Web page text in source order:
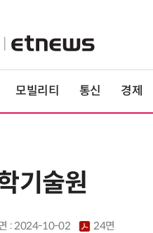
모빌리티 통신 경제
기술원
:2024-10-02 24면